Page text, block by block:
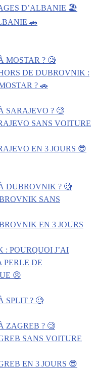
D’ALBANIE 🏖️
🚗
MOSTAR ? 🧐
DE DUBROVNIK :
? 🚗
SARAJEVO ? 🧐
SANS VOITURE
EN 3 JOURS 😎
DUBROVNIK ? 🧐
SANS
EN 3 JOURS
: POURQUOI J’AI
PERLE DE
😠
SPLIT ? 🧐
ZAGREB ? 🧐
SANS VOITURE
EN 3 JOURS 😎